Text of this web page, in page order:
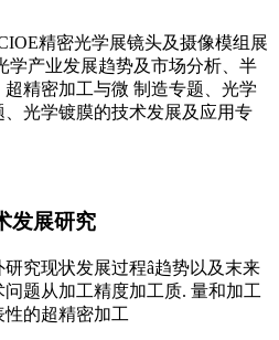
精密光学展镜头及摄像模组展
学产业发展趋势及市场分析、半
精密加工与微 制造专题、光学
光学镀膜的技术发展及应用专
发展研究
究现状发展过程â趋势以及末来
题从加工精度加工质. 量和加工
的超精密加工